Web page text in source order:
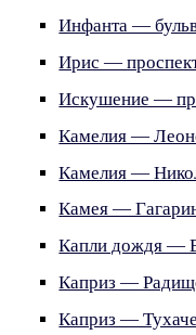
Инфанта —
Ирис —
Искушение —
Камелия —
Камелия —
Камея —
Капли дождя —
Каприз —
Каприз —